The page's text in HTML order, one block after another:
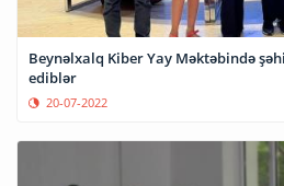
Beynəlxalq Kiber Yay Məktəbində
ediblər
20-07-2022